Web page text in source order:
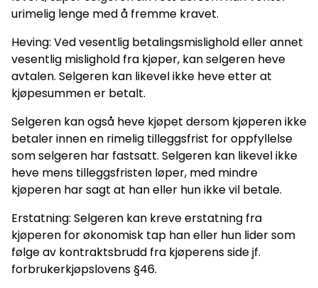
urimelig lenge med å fremme kravet.
Heving: Ved vesentlig betalingsmislighold eller annet
vesentlig mislighold fra kjøper, kan selgeren heve
avtalen. Selgeren kan likevel ikke heve etter at
kjøpesummen er betalt.
Selgeren kan også heve kjøpet dersom kjøperen ikke
betaler innen en rimelig tilleggsfrist for oppfyllelse
som selgeren har fastsatt. Selgeren kan likevel ikke
heve mens tilleggsfristen løper, med mindre
kjøperen har sagt at han eller hun ikke vil betale.
Erstatning: Selgeren kan kreve erstatning fra
kjøperen for økonomisk tap han eller hun lider som
følge av kontraktsbrudd fra kjøperens side jf.
forbrukerkjøpslovens §46.